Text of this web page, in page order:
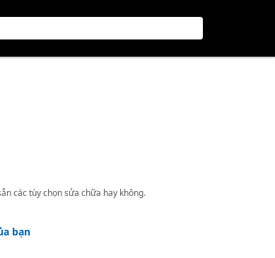
các tùy chọn sửa chữa hay không.
bạn